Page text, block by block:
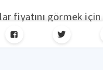
fiyatını görmek için